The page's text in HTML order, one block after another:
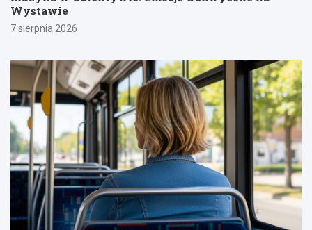
Wystawie
7 sierpnia 2026